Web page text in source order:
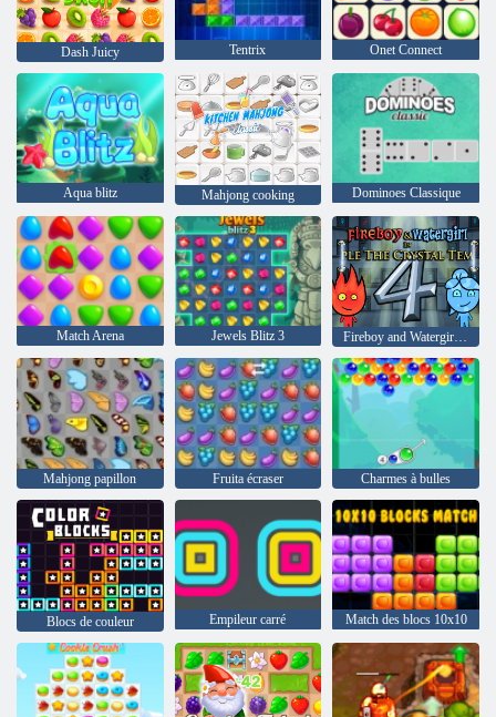
Dash Juicy Tentrix Onet Connect
Aqua blitz Mahjong cooking Dominoes Classique
Match Arena Jewels Blitz 3 Fireboy and Watergirl 4: The Crystal Temple
Mahjong papillon Fruita écraser Charmes à bulles
Blocs de couleur Empileur carré Match des blocs 10x10